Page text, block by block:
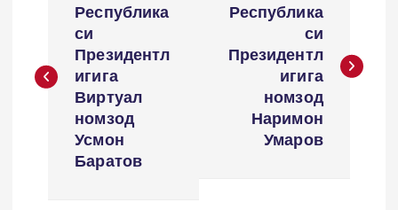
s
Республика
си
Президентл
игига
Виртуал
номзод
Усмон
Баратов
Республика
си
Президентл
игига
номзод
Наримон
Умаров